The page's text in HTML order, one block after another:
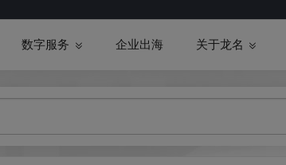
数字服务 企业出海 关于龙名